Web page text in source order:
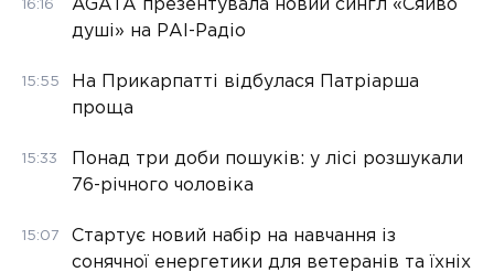
16:16
AGATA презентувала новий сингл «Сяйво
душі» на РАІ-Радіо
15:55
На Прикарпатті відбулася Патріарша
проща
15:33
Понад три доби пошуків: у лісі розшукали
76-річного чоловіка
15:07
Стартує новий набір на навчання із
сонячної енергетики для ветеранів та їхніх